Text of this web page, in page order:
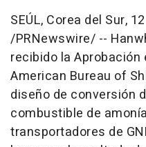
SEÚL, Corea del Sur,
/PRNewswire/ --
recibido la Aprobación
American Bureau of
diseño de conversión
combustible de
transportadores de